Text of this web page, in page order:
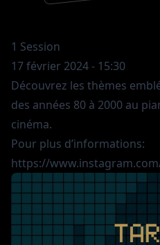
1 Session
17 février 2024 - 15:30
Découvrez les thèmes
des années 80 à 2000 au
cinéma.
Pour plus d’informations:
https://